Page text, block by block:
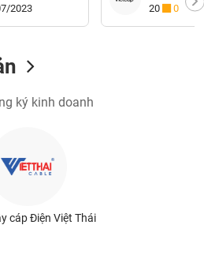
2023
20
0
ký kinh doanh
cáp Điện Việt Thái